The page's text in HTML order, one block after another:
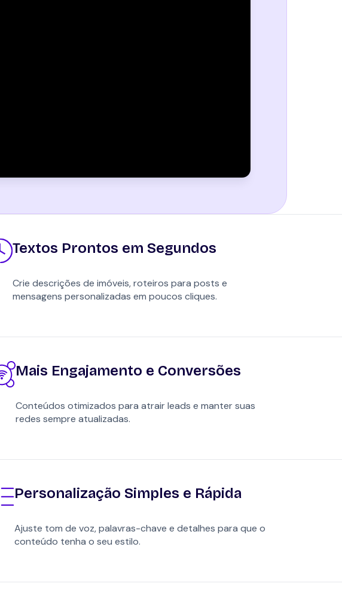
Textos Prontos em Segundos
Crie descrições de imóveis, roteiros para posts e
mensagens personalizadas em poucos cliques.
Mais Engajamento e Conversões
Conteúdos otimizados para atrair leads e manter suas
redes sempre atualizadas.
Personalização Simples e Rápida
Ajuste tom de voz, palavras-chave e detalhes para que o
conteúdo tenha o seu estilo.